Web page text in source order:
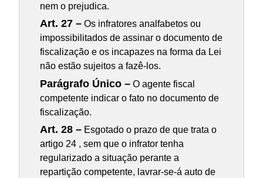
nem o prejudica.
Art. 27 – Os infratores analfabetos ou
impossibilitados de assinar o documento de
fiscalização e os incapazes na forma da Lei
não estão sujeitos a fazê-los.
Parágrafo Único – O agente fiscal
competente indicar o fato no documento de
fiscalização.
Art. 28 – Esgotado o prazo de que trata o
artigo 24 , sem que o infrator tenha
regularizado a situação perante a
repartição competente, lavrar-se-á auto de